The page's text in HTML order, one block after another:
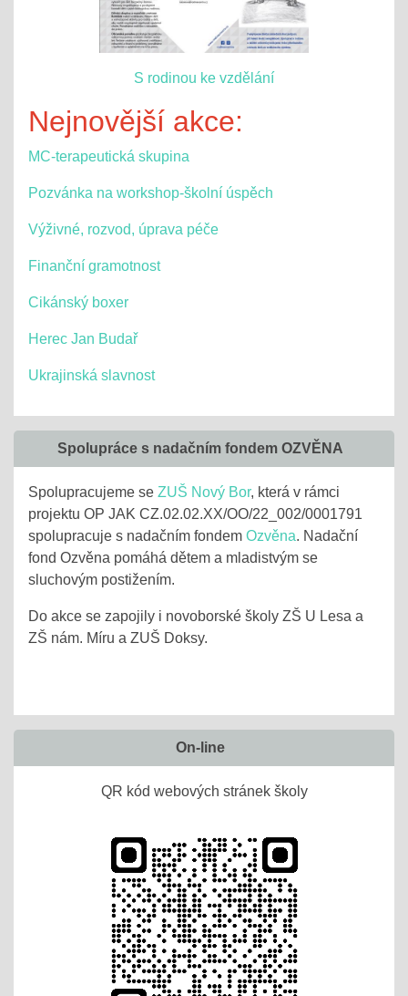
S rodinou ke vzdělání
Nejnovější akce:
MC-terapeutická skupina
Pozvánka na workshop-školní úspěch
Výživné, rozvod, úprava péče
Finanční gramotnost
Cikánský boxer
Herec Jan Budař
Ukrajinská slavnost
Spolupráce s nadačním fondem OZVĚNA
Spolupracujeme se ZUŠ Nový Bor, která v rámci
projektu OP JAK CZ.02.02.XX/OO/22_002/0001791
spolupracuje s nadačním fondem Ozvěna. Nadační
fond Ozvěna pomáhá dětem a mladistvým se
sluchovým postižením.
Do akce se zapojily i novoborské školy ZŠ U Lesa a
ZŠ nám. Míru a ZUŠ Doksy.
On-line
QR kód webových stránek školy